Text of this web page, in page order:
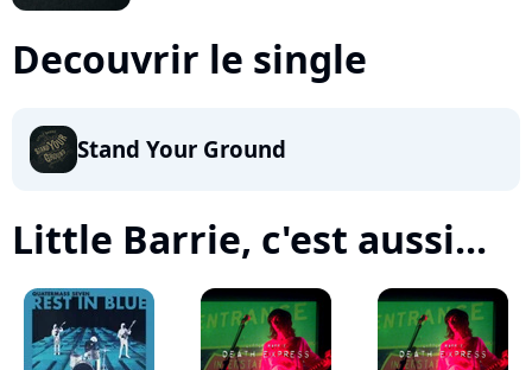
Decouvrir le single
Stand Your Ground
Little Barrie, c'est aussi...